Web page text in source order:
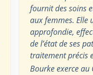
fournit des soins
aux femmes. Elle
approfondie,
de l’état de ses
traitement précis
Bourke exerce au